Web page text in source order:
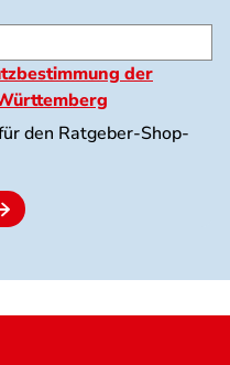
der
den Ratgeber-Shop-